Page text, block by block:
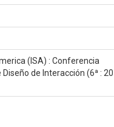
(ISA) : Conferencia
Diseño de Interacción (6ª :